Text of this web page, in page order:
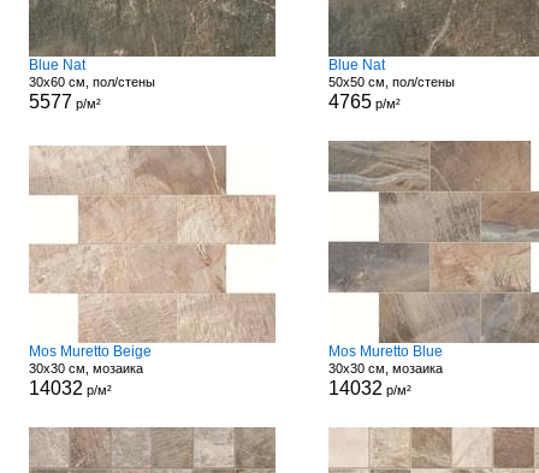
Blue Nat
30x60 см, пол/стены
5577 р/м²
Blue Nat
50x50 см, пол/стены
4765р/м²
Mos Muretto Beige
30x30 см, мозаика
14032 р/м²
Mos Muretto Blue
30x30 см, мозаика
14032 р/м²